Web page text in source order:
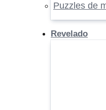
Puzzles de
Revelado